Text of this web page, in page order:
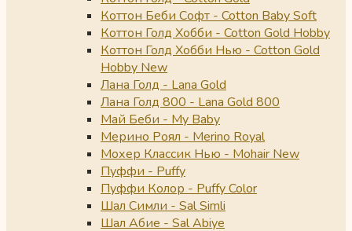
Коттон Беби Софт - Cotton Baby Soft
Коттон Голд Хобби - Cotton Gold Hobby
Коттон Голд Хобби Нью - Cotton Gold
Hobby New
Лана Голд - Lana Gold
Лана Голд 800 - Lana Gold 800
Май Беби - My Baby
Мерино Роял - Merino Royal
Мохер Классик Нью - Mohair New
Пуффи - Puffy
Пуффи Колор - Puffy Color
Шал Симли - Sal Simli
Шал Абие - Sal Abiye